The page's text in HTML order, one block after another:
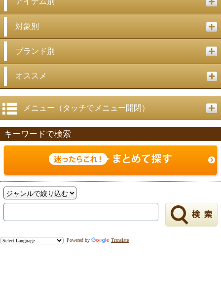
対象別
ブランド別
オススメ
メニュー（タッチでメニュー開閉）
キーワードで検索
Powered by Translate